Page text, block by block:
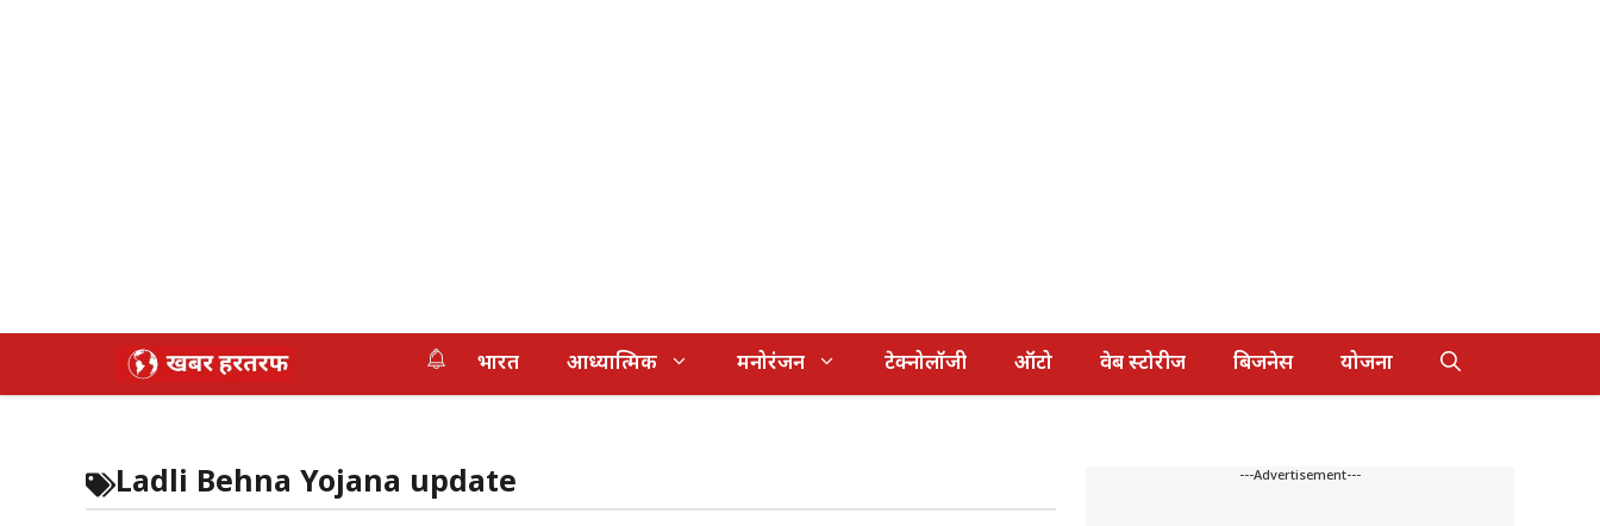
भारत आध्यात्मिक मनोरंजन टेक्नोलॉजी ऑटो वेब स्टोरीज बिजनेस योजना
Ladli Behna Yojana update ---Advertisement---